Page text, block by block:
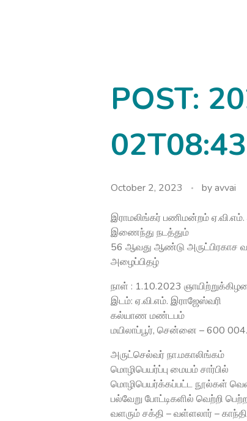
POST:
October 2, 2023 byavvai
இராமலிங்கர் பணிமன்றம்
இணைந்து நடத்தும்
56 ஆவது ஆண்டு அருட்பிரகாச
அழைப்பிதழ்
நாள் : 1.10.2023
இடம்: ஏ.வி.எம். இராஜேஸ்வரி
கல்யாண மண்டபம்
மயிலாப்பூர், சென்னை – 600 004.
அருட்செல்வர் நா.மகாலிங்கம்
மொழிபெயர்ப்பு மையம் சார்பில்
மொழிபெயர்க்கப்பட்ட நூல்கள்
பல்வேறு போட்டிகளில் வெற்றி
வளரும் சக்தி – வள்ளலார் – காந்தி